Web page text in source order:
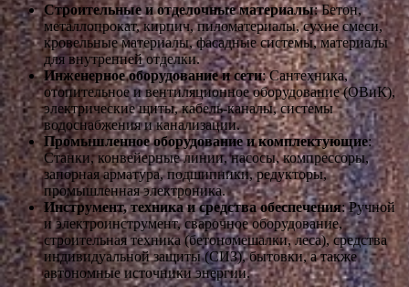
Строительные и отделочные материалы: Бетон,
металлопрокат, кирпич, пиломатериалы, сухие смеси,
кровельные материалы, фасадные системы, материалы
для внутренней отделки.
Инженерное оборудование и сети: Сантехника,
отопительное и вентиляционное оборудование (ОВиК),
электрические щиты, кабель-каналы, системы
водоснабжения и канализации.
Промышленное оборудование и комплектующие:
Станки, конвейерные линии, насосы, компрессоры,
запорная арматура, подшипники, редукторы,
промышленная электроника.
Инструмент, техника и средства обеспечения: Ручной
и электроинструмент, сварочное оборудование,
строительная техника (бетономешалки, леса), средства
индивидуальной защиты (СИЗ), бытовки, а также
автономные источники энергии.